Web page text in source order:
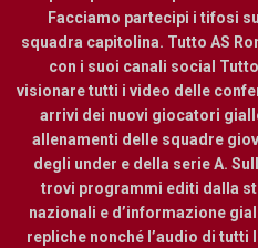
Facciamo partecipi i tifosi
squadra capitolina. Tutto AS
con i suoi canali social
visionare tutti i video delle
arrivi dei nuovi giocatori
allenamenti delle squadre
degli under e della serie A.
trovi programmi editi dalla
nazionali e d’informazione
repliche nonché l’audio di